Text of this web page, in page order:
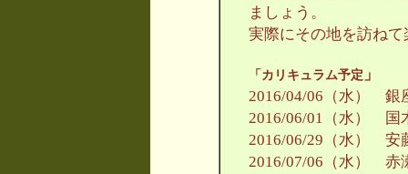
ましょう。
実際にその地を訪ね
「カリキュラム予定 」
2016/04/06（水） 銀
2016/06/01（水） 国
2016/06/29（水） 安
2016/07/06（水） 赤